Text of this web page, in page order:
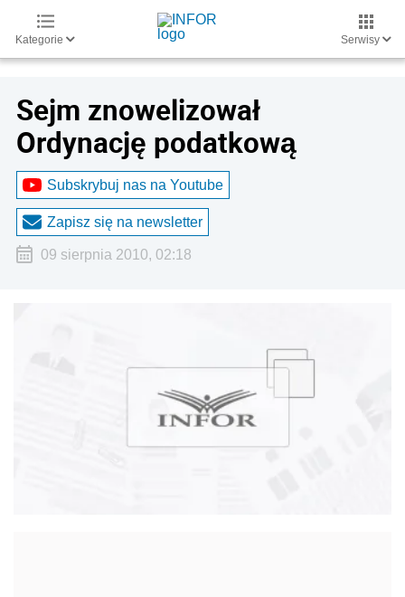
Kategorie Serwisy
Sejm znowelizował
Ordynację podatkową
Subskrybuj nas na Youtube
Zapisz się na newsletter
09 sierpnia 2010, 02:18